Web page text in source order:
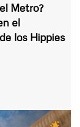
Metro?
el
los Hippies